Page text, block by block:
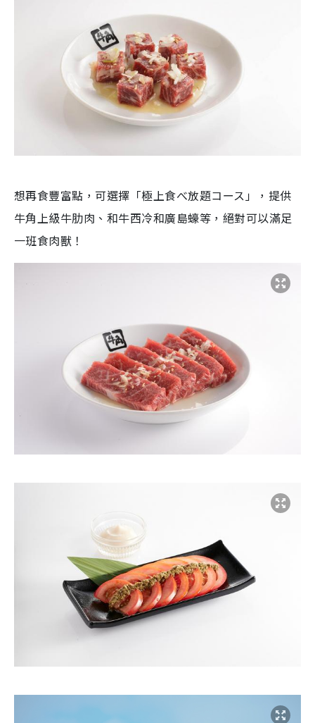
想再食豐富點，可選擇「極上食べ放題コース」，提供
牛角上級牛肋肉、和牛西冷和廣島蠔等，絕對可以滿足
一班食肉獸！